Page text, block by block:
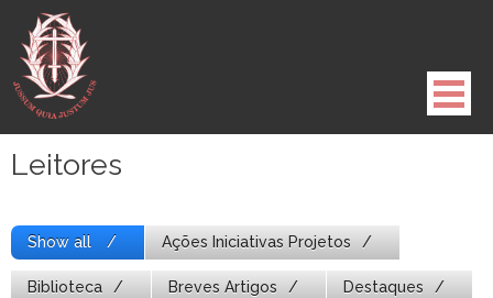
para
conteúdo
Leitores
Show all Ações Iniciativas Projetos
Biblioteca Breves Artigos Destaques